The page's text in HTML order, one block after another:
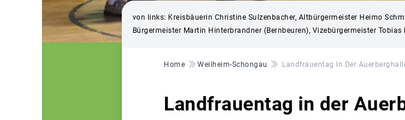
von links: Kreisbäuerin Christine Sulzenbacher, Altbürgermeister Heimo
Bürgermeister Martin Hinterbrandner (Bernbeuren), Vizebürgermeister
Pfadnavigation
Home Weilheim-Schongau Landfrauentag In Der
Landfrauentag in der